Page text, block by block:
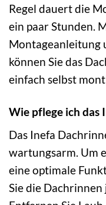
Regel dauert die
ein paar Stunden.
Montageanleitung
können Sie das
einfach selbst
Wie pflege ich das
Das Inefa
wartungsarm. Um
eine optimale
Sie die